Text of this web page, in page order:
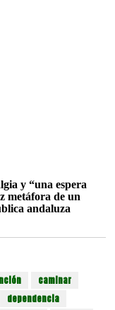
y “una espera
metáfora de un
andaluza
caminar
dependencia